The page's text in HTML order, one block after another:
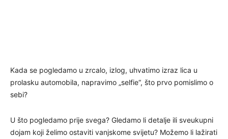
Kada se pogledamo u zrcalo, izlog, uhvatimo izraz lica u
prolasku automobila, napravimo „selfie“, što prvo pomislimo o
sebi?
U što pogledamo prije svega? Gledamo li detalje ili sveukupni
dojam koji želimo ostaviti vanjskome svijetu? Možemo li lažirati